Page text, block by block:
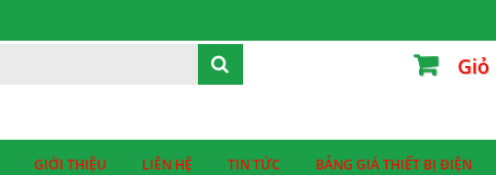
Giỏ
GIỚI THIỆU LIÊN HỆ TIN TỨC BẢNG GIÁ THIẾT BỊ ĐIỆN